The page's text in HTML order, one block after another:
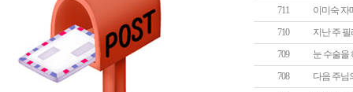
711
이미숙 자
710
지난 주
709
눈 수술을
708
다음 주님